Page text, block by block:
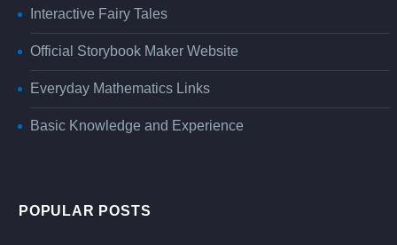
Interactive Fairy Tales
Official Storybook Maker Website
Everyday Mathematics Links
Basic Knowledge and Experience
POPULAR POSTS